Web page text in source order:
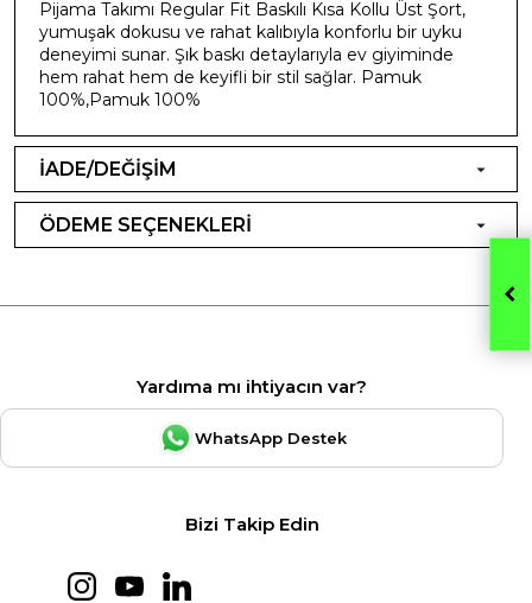
Pijama Takımı Regular Fit Baskılı Kısa Kollu Üst Şort,
yumuşak dokusu ve rahat kalıbıyla konforlu bir uyku
deneyimi sunar. Şık baskı detaylarıyla ev giyiminde
hem rahat hem de keyifli bir stil sağlar. Pamuk
100%,Pamuk 100%
İADE/DEĞİŞİM
ÖDEME SEÇENEKLERİ
Yardıma mı ihtiyacın var?
WhatsApp Destek
Bizi Takip Edin